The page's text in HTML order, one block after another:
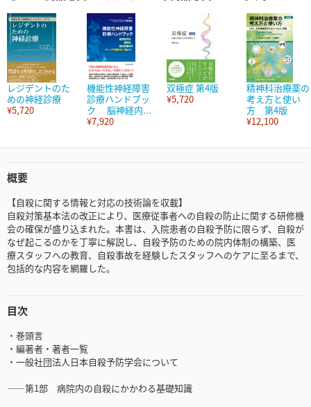
レジデントのた
めの神経診療
¥5,720
機能性神経障害
診療ハンドブッ
ク 脳神経内...
¥7,920
双極症 第4版
¥5,720
精神科治療薬の
考え方と使い
方 第4版
¥12,100
概要
【自殺に関する情報と対応の技術論を収載】
自殺対策基本法の改正により、医療従事者への自殺の防止に関する研修機
会の確保が盛り込まれた。本書は、入院患者の自殺予防に限らず、自殺が
なぜ起こるのかを丁寧に解説し、自殺予防のための院内体制の構築、医
療スタッフへの教育、自殺事故を経験したスタッフへのケアに至るまで、
包括的な内容を網羅した。
目次
・巻頭言
・編著者・著者一覧
・一般社団法人日本自殺予防学会について
――第1部 病院内の自殺にかかわる基礎知識